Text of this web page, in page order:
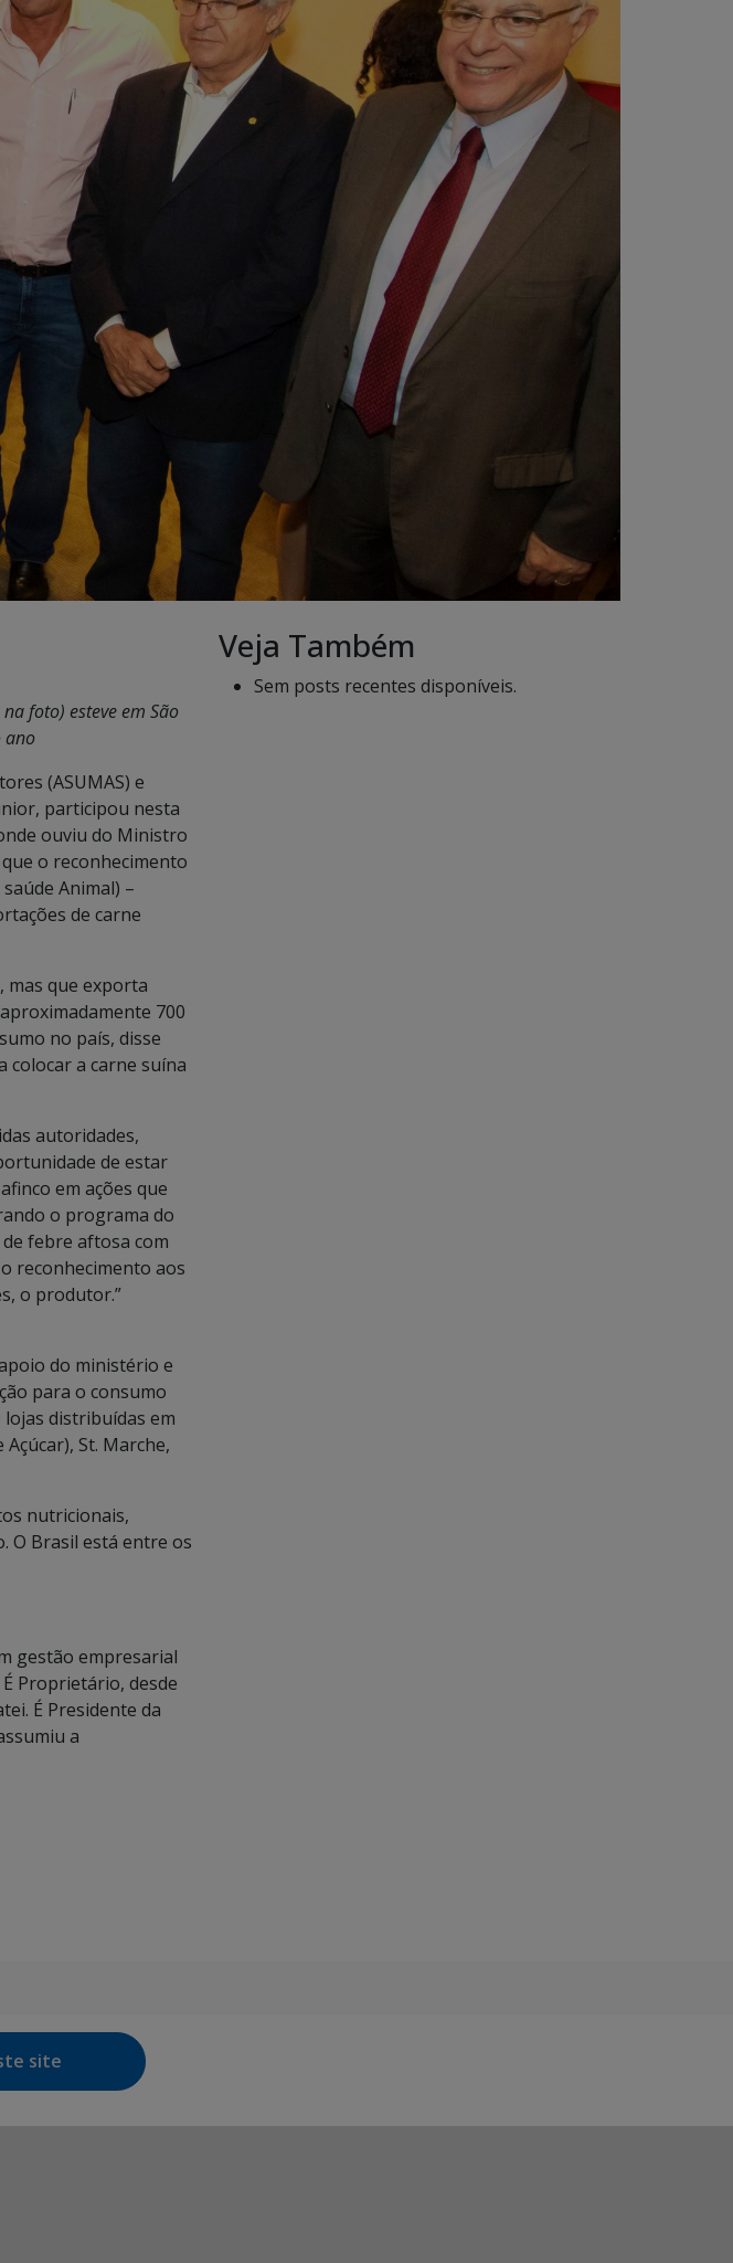
foto) esteve em São
ano
(ASUMAS) e
participou nesta
ouviu do Ministro
o reconhecimento
Animal) –
de carne
mas que exporta
700
no país, disse
colocar a carne suína
autoridades,
de estar
em ações que
o programa do
de febre aftosa com
reconhecimento aos
o produtor.”
do ministério e
para o consumo
distribuídas em
St. Marche,
nutricionais,
O Brasil está entre os
gestão empresarial
Proprietário, desde
É Presidente da
a
Veja Também
Sem posts recentes disponíveis.
site